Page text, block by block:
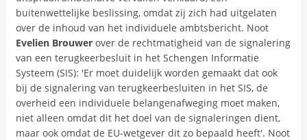
buitenwettelijke beslissing, omdat zij zich had uitgelaten
over de inhoud van het individuele ambtsbericht. Noot
Evelien Brouwer over de rechtmatigheid van de signalering
van een terugkeerbesluit in het Schengen Informatie
Systeem (SIS): 'Er moet duidelijk worden gemaakt dat ook
bij de signalering van terugkeerbesluiten in het SIS, de
overheid een individuele belangenafweging moet maken,
niet alleen omdat dit het doel van de signaleringen dient,
maar ook omdat de EU-wetgever dit zo bepaald heeft'. Noot